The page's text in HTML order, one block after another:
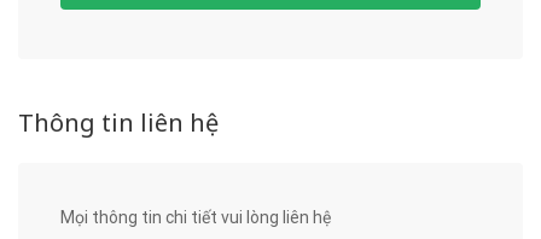
Thông tin liên hệ
Mọi thông tin chi tiết vui lòng liên hệ